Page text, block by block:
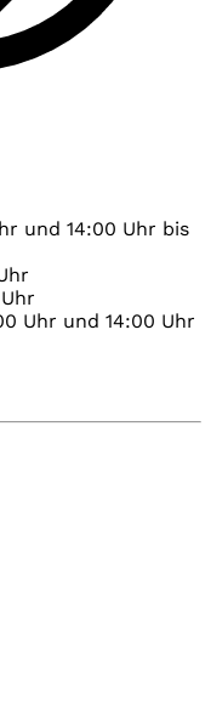
und 14:00 Uhr bis
Uhr und 14:00 Uhr